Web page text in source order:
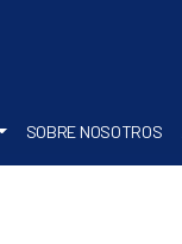
SOBRE NOSOTROS